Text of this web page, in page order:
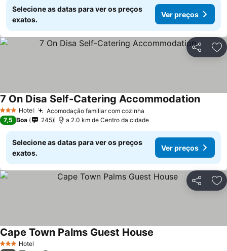
Selecione as datas para ver os preços
exatos.
Ver preços
Partilhar
3 EstrelasHotel Acomodação familiar com cozinha
7 On Disa Self-Catering Accommodation
7,5 Boa 245 a 2.0 km de Centro da cidade
Selecione as datas para ver os preços
exatos.
Ver preços
Partilhar
3 EstrelasHotel
Cape Town Palms Guest House